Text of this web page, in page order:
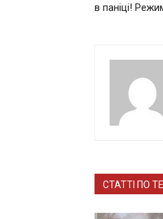
в паніці!
СТАТТІ ПО